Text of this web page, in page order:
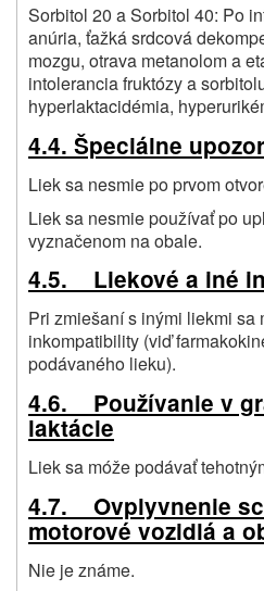
Sorbitol 20 a Sorbitol 40: Po
anúria, ťažká srdcová
mozgu, otrava metanolom a
intolerancia fruktózy a
hyperlaktacidémia,
4.4. Špeciálne
Liek sa nesmie po prvom
Liek sa nesmie používať po
vyznačenom na obale.
4.5. Liekové a iné
Pri zmiešaní s inými liekmi sa
inkompatibility (viď
podávaného lieku).
4.6. Používanie v
laktácie
Liek sa móže podávať
4.7. Ovplyvnenie
motorové vozidlá a
Nie je známe.